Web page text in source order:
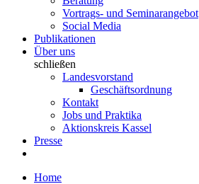
Vortrags- und Seminarangebot
Social Media
Publikationen
Über uns
schließen
Landesvorstand
Geschäftsordnung
Kontakt
Jobs und Praktika
Aktionskreis Kassel
Presse
Home